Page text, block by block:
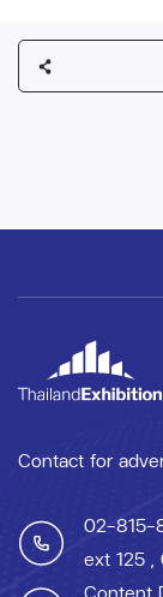
Contact for
02-815-
ext 125 ,